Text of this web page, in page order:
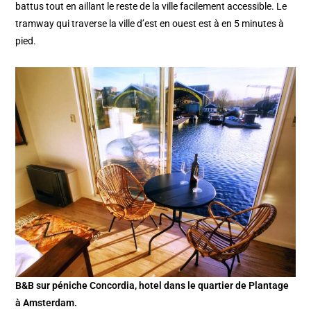
battus tout en aillant le reste de la ville facilement accessible. Le
tramway qui traverse la ville d’est en ouest est à en 5 minutes à
pied.
B&B sur péniche Concordia, hotel dans le quartier de Plantage
à Amsterdam.